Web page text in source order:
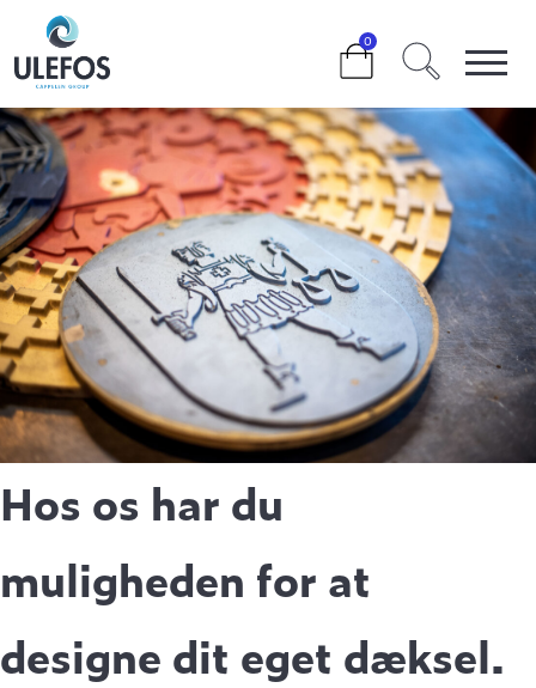
0
DESIGN DIT EGET DÆKSEL
Hos os har du
muligheden for at
designe dit eget dæksel.